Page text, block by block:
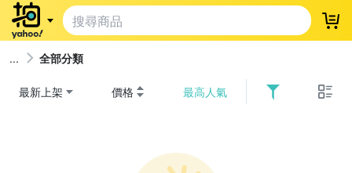
登
全部分類
最新上架 價格 最高人氣